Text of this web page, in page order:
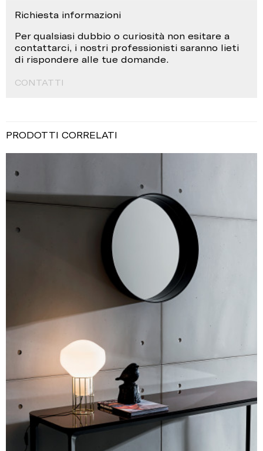
Richiesta informazioni
Per qualsiasi dubbio o curiosità non esitare a
contattarci, i nostri professionisti saranno lieti
di rispondere alle tue domande.
CONTATTI
PRODOTTI CORRELATI